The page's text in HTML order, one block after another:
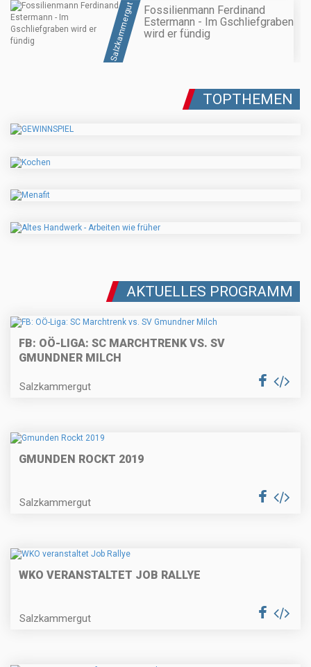
Salzkammergut
Fossilienmann Ferdinand
Estermann - Im Gschliefgraben
wird er fündig
TOPTHEMEN
AKTUELLES PROGRAMM
FB: OÖ-LIGA: SC MARCHTRENK VS. SV
GMUNDNER MILCH
Salzkammergut
GMUNDEN ROCKT 2019
Salzkammergut
WKO VERANSTALTET JOB RALLYE
Salzkammergut